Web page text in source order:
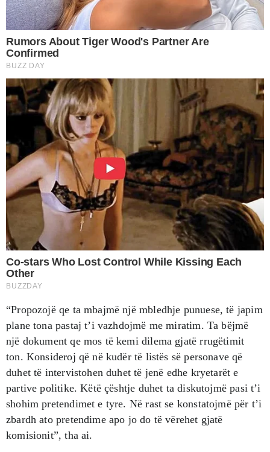
“Propozojë qe ta mbajmë një mbledhje punuese, të japim
plane tona pastaj t’i vazhdojmë me miratim. Ta bëjmë
një dokument qe mos të kemi dilema gjatë rrugëtimit
ton. Konsideroj që në kudër të listës së personave që
duhet të intervistohen duhet të jenë edhe kryetarët e
partive politike. Këtë çështje duhet ta diskutojmë pasi t’i
shohim pretendimet e tyre. Në rast se konstatojmë për t’i
zbardh ato pretendime apo jo do të vërehet gjatë
komisionit”, tha ai.